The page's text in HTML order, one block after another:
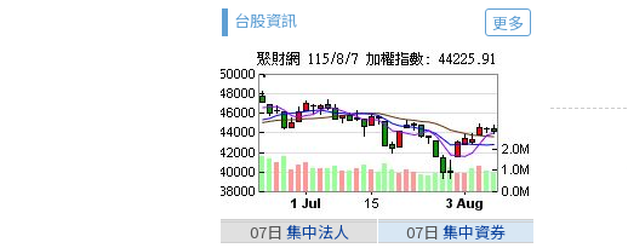
台股資訊 更多
07日 集中法人
07日 集中資券